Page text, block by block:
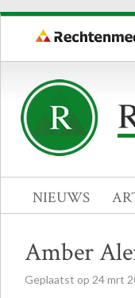
NIEUWS
Amber
Geplaatst op 24mrt